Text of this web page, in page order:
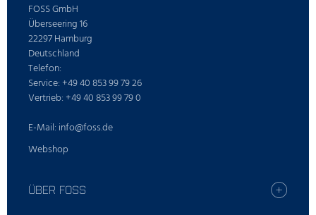
FOSS GmbH
Überseering 16
22297 Hamburg
Deutschland
Telefon:
Service: +49 40 853 99 79 26
Vertrieb: +49 40 853 99 79 0
E-Mail: info@foss.de
Webshop
ÜBER FOSS